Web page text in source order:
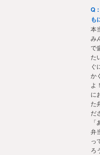
Q
も
本
み
で
た
ぐ
か
よ
に
た
だ
弁
っ
ろ